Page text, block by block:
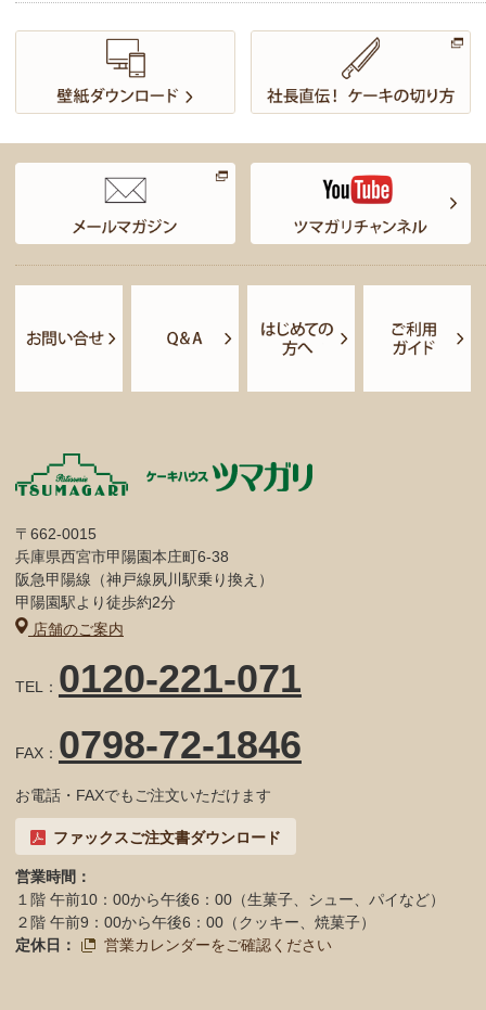
〒662-0015
兵庫県西宮市甲陽園本庄町6-38
阪急甲陽線（神戸線夙川駅乗り換え）
甲陽園駅より徒歩約2分
店舗のご案内
TEL： 0120-221-071
FAX： 0798-72-1846
お電話・FAXでもご注文いただけます
ファックスご注文書ダウンロード
営業時間：
１階 午前10：00から午後6：00（生菓子、シュー、パイなど）
２階 午前9：00から午後6：00（クッキー、焼菓子）
定休日：
営業カレンダーをご確認ください